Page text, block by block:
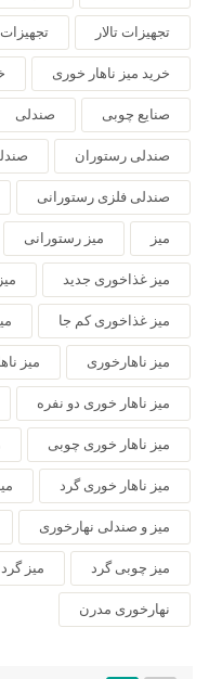
تجهیزات تالار
خرید میز ناهار خوری
صنایع چوبی صندلی
صندلی رستوران
صندلی فلزی رستورانی
میز میز رستورانی
میز غذاخوری جدید
میز غذاخوری کم جا
میز ناهارخوری میز
میز ناهار خوری دو نفره
میز ناهار خوری چوبی
میز ناهار خوری گرد
میز و صندلی نهارخوری
میز چوبی گرد میز گرد
نهارخوری مدرن